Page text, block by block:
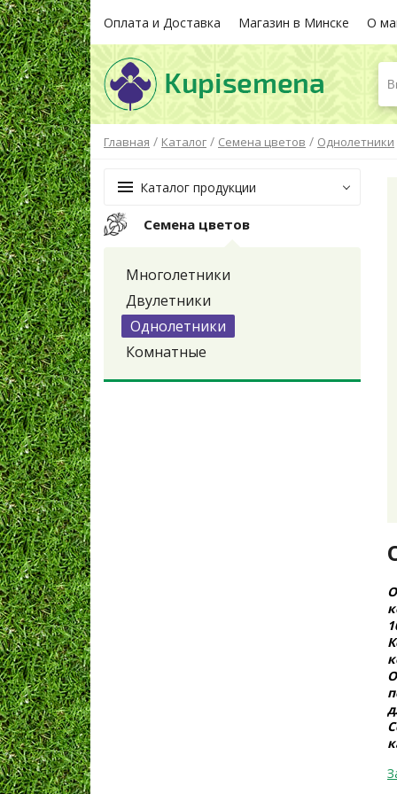
Оплата и Доставка Магазин в Минске О
Главная / Каталог / Семена цветов / Однолетники
Каталог продукции
Семена цветов
Многолетники
Двулетники
Однолетники
Комнатные